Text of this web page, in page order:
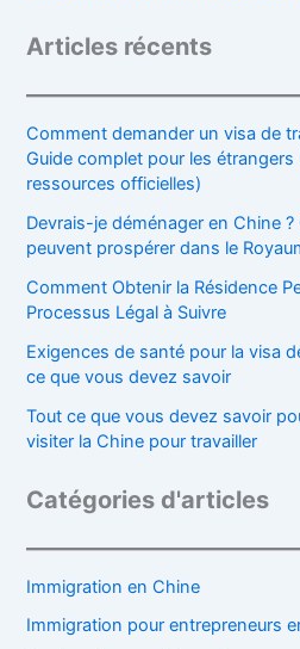
Articles récents
Comment demander un visa de
Guide complet pour les étrangers
ressources officielles)
Devrais-je déménager en Chine
peuvent prospérer dans le
Comment Obtenir la Résidence
Processus Légal à Suivre
Exigences de santé pour la visa
ce que vous devez savoir
Tout ce que vous devez savoir
visiter la Chine pour travailler
Catégories d'articles
Immigration en Chine
Immigration pour entrepreneurs